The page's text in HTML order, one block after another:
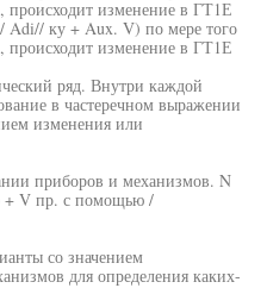
происходит изменение в ГТ1Е
Adi// ку + Aux. V) по мере того
происходит изменение в ГТ1Е
ряд. Внутри каждой
в частеречном выражении
изменения или
приборов и механизмов. N
+ V пр. с помощью /
со значением
для определения каких-